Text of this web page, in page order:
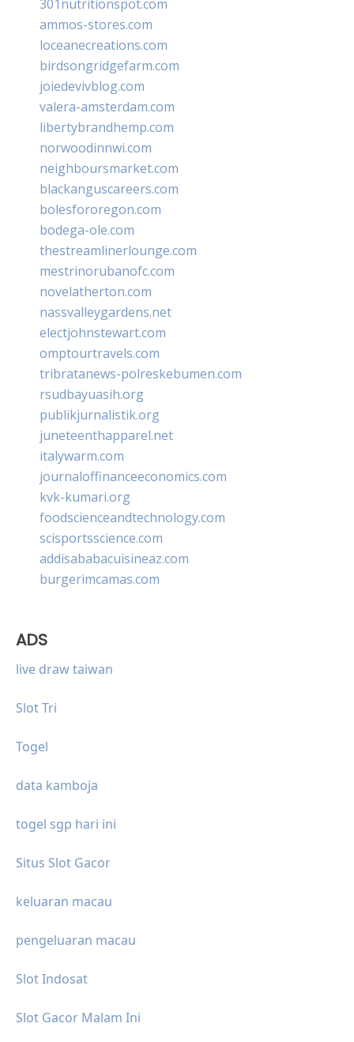
301nutritionspot.com
ammos-stores.com
loceanecreations.com
birdsongridgefarm.com
joiedevivblog.com
valera-amsterdam.com
libertybrandhemp.com
norwoodinnwi.com
neighboursmarket.com
blackanguscareers.com
bolesfororegon.com
bodega-ole.com
thestreamlinerlounge.com
mestrinorubanofc.com
novelatherton.com
nassvalleygardens.net
electjohnstewart.com
omptourtravels.com
tribratanews-polreskebumen.com
rsudbayuasih.org
publikjurnalistik.org
juneteenthapparel.net
italywarm.com
journaloffinanceeconomics.com
kvk-kumari.org
foodscienceandtechnology.com
scisportsscience.com
addisababacuisineaz.com
burgerimcamas.com
ADS
live draw taiwan
Slot Tri
Togel
data kamboja
togel sgp hari ini
Situs Slot Gacor
keluaran macau
pengeluaran macau
Slot Indosat
Slot Gacor Malam Ini